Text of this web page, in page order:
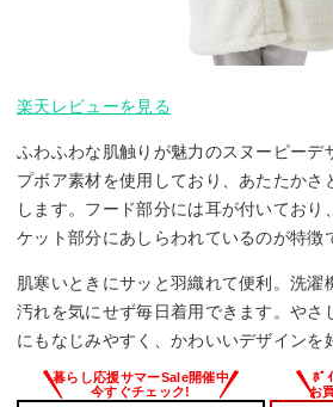
楽天レビューを見る
ふわふわな肌触りが魅力のスヌーピーデ
プボア素材を使用しており、あたたかさ
します。フード部分には耳が付いており
ケット部分にあしらわれているのが特徴
肌寒いときにサッと羽織れて便利。洗濯
汚れを気にせず毎日着用できます。やさ
にもなじみやすく、かわいいデザインを